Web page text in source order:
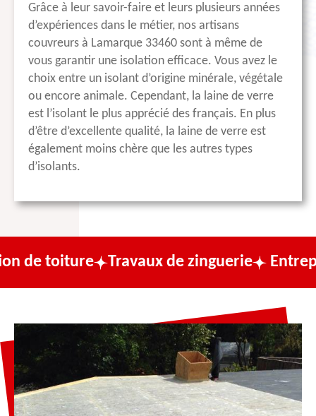
Grâce à leur savoir-faire et leurs plusieurs années
d’expériences dans le métier, nos artisans
couvreurs à Lamarque 33460 sont à même de
vous garantir une isolation efficace. Vous avez le
choix entre un isolant d’origine minérale, végétale
ou encore animale. Cependant, la laine de verre
est l’isolant le plus apprécié des français. En plus
d’être d’excellente qualité, la laine de verre est
également moins chère que les autres types
d’isolants.
Travaux de zinguerie Entreprise de